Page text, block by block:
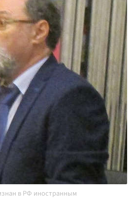
в РФ иностранным